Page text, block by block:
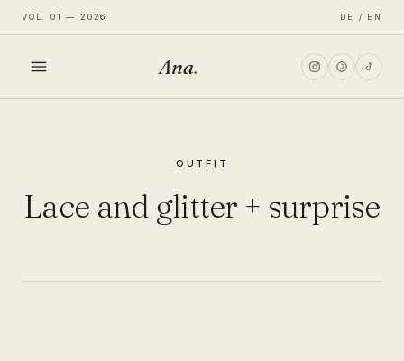
VOL. 01 — 2026 DE / EN
Ana.
OUTFIT
Lace and glitter + surprise